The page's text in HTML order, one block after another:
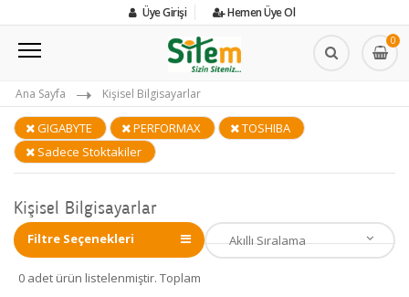
Üye Girişi Hemen Üye Ol
0
Ana Sayfa Kişisel Bilgisayarlar
GIGABYTE PERFORMAX
TOSHIBA
Sadece Stoktakiler
Kişisel Bilgisayarlar
Filtre Seçenekleri
0 adet ürün listelenmiştir. Toplam